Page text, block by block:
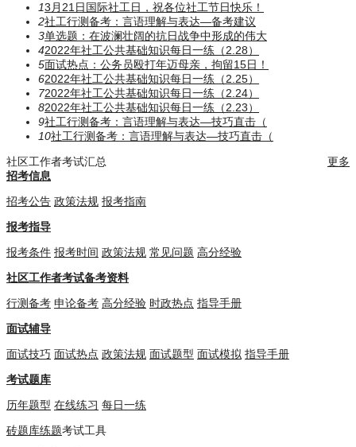
13月21日国际社工日，祝各位社工节日快乐！
2社工行测备考：言语理解与表达—备考建议
3单选题：在波澜壮阔的抗日战争中形成的伟大
42022年社工公共基础知识每日一练（2.28）
5面试热点：公务员殴打年迈母亲，拘留15日！
62022年社工公共基础知识每日一练（2.25）
72022年社工公共基础知识每日一练（2.24）
82022年社工公共基础知识每日一练（2.23）
9社工行测备考：言语理解与表达—技巧直击（
10社工行测备考：言语理解与表达—技巧直击（
社区工作者考试汇总
更多
招考信息
招考公告 政策法规 报考指南
报考指导
报考条件 报考时间 政策法规 常见问题 高分经验
社区工作者考试备考资料
行测备考 申论备考 高分经验 时政热点 指导手册
面试辅导
面试技巧 面试热点 政策法规 面试题型 面试模拟 指导手册
考试题库
历年题型 在线练习 每日一练
砖题库练题考试工具